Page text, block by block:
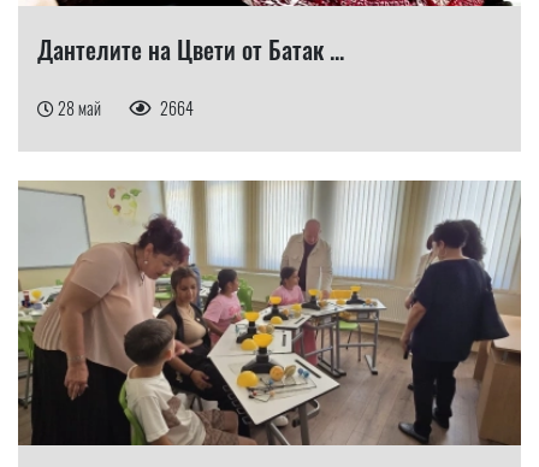
Дантелите на Цвети от Батак ...
28 май 2664